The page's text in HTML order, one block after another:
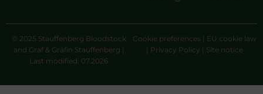
© 2025 Stauffenberg Bloodstock
and Graf & Gräfin Stauffenberg |
Last modified: 07.2026
Cookie preferences | EU cookie law
| Privacy Policy | Site notice